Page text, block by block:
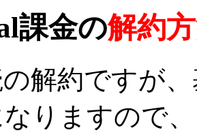
課金の解約
解約ですが
りますので、